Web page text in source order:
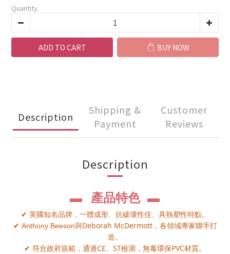
Quantity
ADD TO CART BUY NOW
Description
Shipping &
Payment
Customer
Reviews
Description
▬ 產品特色 ▬
✔ 英國知名品牌，一體成形、抗破壞性佳、具熱塑性特點。
✔ Anthony Beeson與Deborah McDermott，各領域專家聯手打
造。
✔ 符合政府規範，通過CE、 ST檢測，無毒環保PVC材質。